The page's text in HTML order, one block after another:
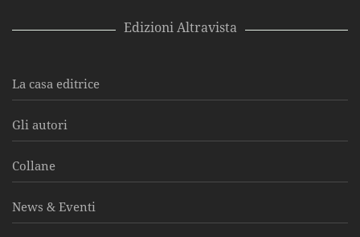
Edizioni Altravista
La casa editrice
Gli autori
Collane
News & Eventi